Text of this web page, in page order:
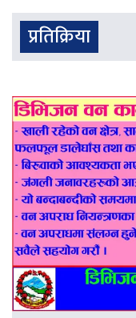
प्रतिक्रिया